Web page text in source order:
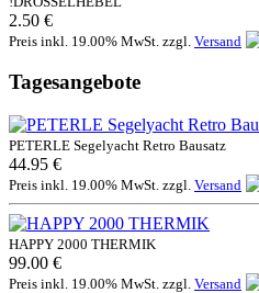
2.50 €
Preis inkl. 19.00% MwSt. zzgl. Versand
Tagesangebote
PETERLE Segelyacht Retro Bausatz
44.95 €
Preis inkl. 19.00% MwSt. zzgl. Versand
HAPPY 2000 THERMIK
99.00 €
Preis inkl. 19.00% MwSt. zzgl. Versand